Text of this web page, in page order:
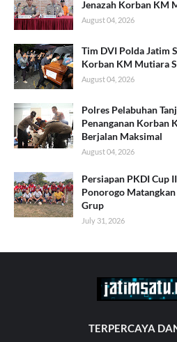
Jenazah Korban KM
August 04, 2026
Tim DVI Polda Jatim
Korban KM Mutiara
August 04, 2026
Polres Pelabuhan
Penanganan Korban
Berjalan Maksimal
August 04, 2026
Persiapan PKDI Cup
Ponorogo
Grup
July 31, 2026
TERPERCAYA